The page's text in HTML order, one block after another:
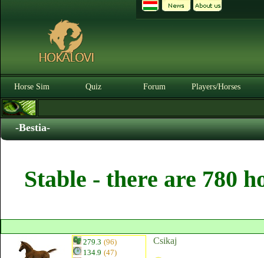
Horse Sim Quiz Forum Players/Horses
-Bestia-
Stable - there are 780
279.3 (96)
134.9 (47)
Csikaj